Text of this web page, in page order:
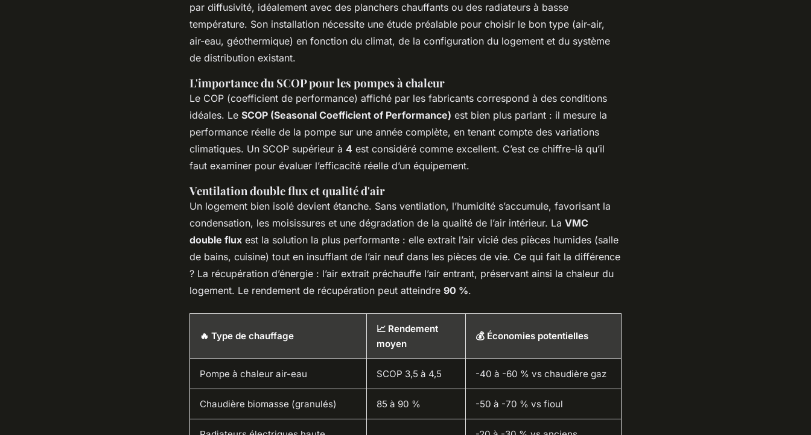
par diffusivité, idéalement avec des planchers chauffants ou des radiateurs à basse
température. Son installation nécessite une étude préalable pour choisir le bon type (air-air,
air-eau, géothermique) en fonction du climat, de la configuration du logement et du système
de distribution existant.
L'importance du SCOP pour les pompes à chaleur
Le COP (coefficient de performance) affiché par les fabricants correspond à des conditions
idéales. Le SCOP (Seasonal Coefficient of Performance) est bien plus parlant : il mesure la
performance réelle de la pompe sur une année complète, en tenant compte des variations
climatiques. Un SCOP supérieur à 4 est considéré comme excellent. C’est ce chiffre-là qu’il
faut examiner pour évaluer l’efficacité réelle d’un équipement.
Ventilation double flux et qualité d'air
Un logement bien isolé devient étanche. Sans ventilation, l’humidité s’accumule, favorisant la
condensation, les moisissures et une dégradation de la qualité de l’air intérieur. La VMC
double flux est la solution la plus performante : elle extrait l’air vicié des pièces humides (salle
de bains, cuisine) tout en insufflant de l’air neuf dans les pièces de vie. Ce qui fait la différence
? La récupération d’énergie : l’air extrait préchauffe l’air entrant, préservant ainsi la chaleur du
logement. Le rendement de récupération peut atteindre 90 %.
🔥 Type de chauffage
📈 Rendement
moyen
💰 Économies potentielles
Pompe à chaleur air-eau SCOP 3,5 à 4,5 -40 à -60 % vs chaudière gaz
Chaudière biomasse (granulés) 85 à 90 % -50 à -70 % vs fioul